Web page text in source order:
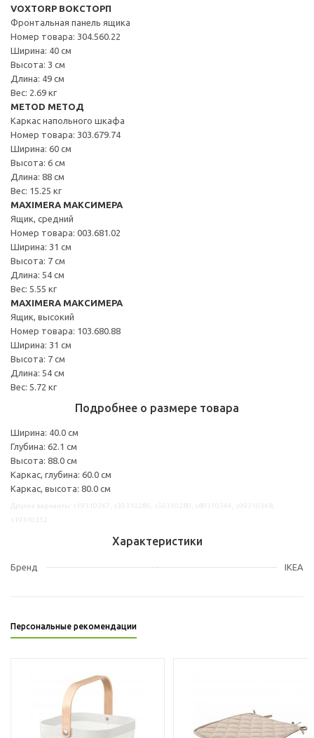
VOXTORP ВОКСТОРП
Фронтальная панель ящика
Номер товара: 304.560.22
Ширина: 40 см
Высота: 3 см
Длина: 49 см
Вес: 2.69 кг
METOD МЕТОД
Каркас напольного шкафа
Номер товара: 303.679.74
Ширина: 60 см
Высота: 6 см
Длина: 88 см
Вес: 15.25 кг
MAXIMERA МАКСИМЕРА
Ящик, средний
Номер товара: 003.681.02
Ширина: 31 см
Высота: 7 см
Длина: 54 см
Вес: 5.55 кг
MAXIMERA МАКСИМЕРА
Ящик, высокий
Номер товара: 103.680.88
Ширина: 31 см
Высота: 7 см
Длина: 54 см
Вес: 5.72 кг
Подробнее о размере товара
Ширина: 40.0 см
Глубина: 62.1 см
Высота: 88.0 см
Каркас, глубина: 60.0 см
Каркас, высота: 80.0 см
Характеристики
Бренд IKEA
Персональные рекомендации